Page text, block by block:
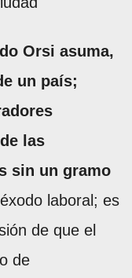
Orsi asuma,
un país;
las
sin un gramo
laboral; es
de que el
de